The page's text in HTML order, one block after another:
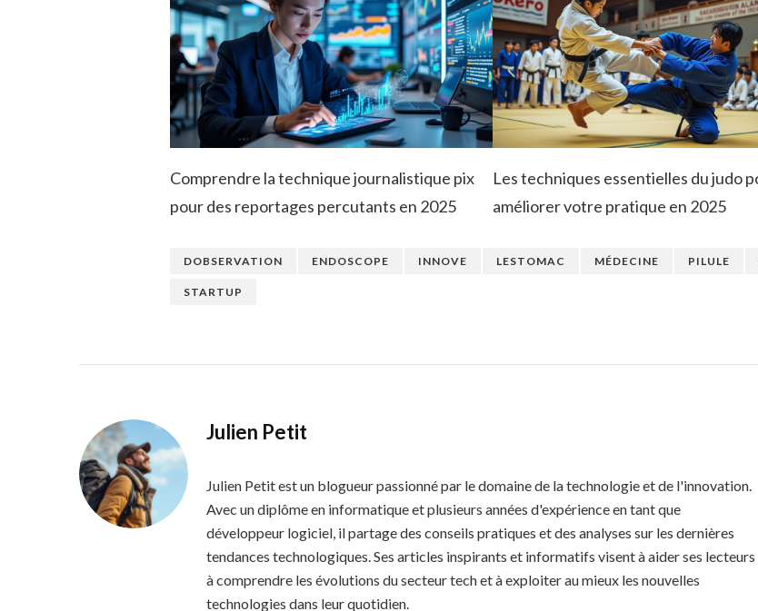
Comprendre la technique journalistique pix
pour des reportages percutants en 2025
Les techniques essentielles du judo
améliorer votre pratique en 2025
DOBSERVATION ENDOSCOPE INNOVE LESTOMAC MÉDECINE PILULE
STARTUP
Julien Petit
Julien Petit est un blogueur passionné par le domaine de la technologie et de l'innovation.
Avec un diplôme en informatique et plusieurs années d'expérience en tant que
développeur logiciel, il partage des conseils pratiques et des analyses sur les dernières
tendances technologiques. Ses articles inspirants et informatifs visent à aider ses lecteurs
à comprendre les évolutions du secteur tech et à exploiter au mieux les nouvelles
technologies dans leur quotidien.